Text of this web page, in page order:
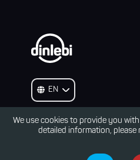
We use cookies to provide you
detailed information, please